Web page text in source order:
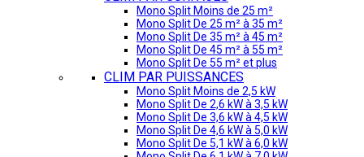
Mono Split Moins de 25 m²
Mono Split De 25 m² à 35 m²
Mono Split De 35 m² à 45 m²
Mono Split De 45 m² à 55 m²
Mono Split De 55 m² et plus
CLIM PAR PUISSANCES
Mono Split Moins de 2,5 kW
Mono Split De 2,6 kW à 3,5 kW
Mono Split De 3,6 kW à 4,5 kW
Mono Split De 4,6 kW à 5,0 kW
Mono Split De 5,1 kW à 6,0 kW